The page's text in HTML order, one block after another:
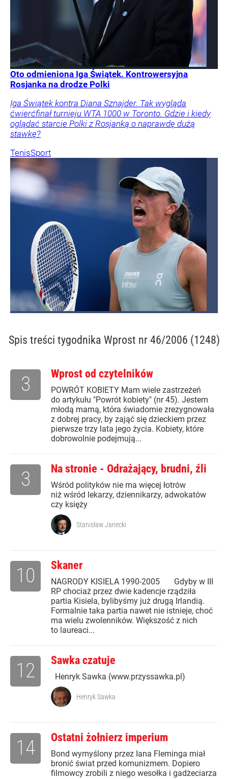
Oto odmieniona Iga Świątek. Kontrowersyjna
Rosjanka na drodze Polki
Iga Świątek kontra Diana Sznajder. Tak wygląda
ćwierćfinał turnieju WTA 1000 w Toronto. Gdzie i kiedy
oglądać starcie Polki z Rosjanką o naprawdę dużą
stawkę?
TenisSport
Spis treści tygodnika Wprost nr 46/2006 (1248)
Wprost od czytelników
POWRÓT KOBIETY Mam wiele zastrzeżeń
do artykułu "Powrót kobiety" (nr 45). Jestem
młodą mamą, która świadomie zrezygnowała
z dobrej pracy, by zająć się dzieckiem przez
pierwsze trzy lata jego życia. Kobiety, które
dobrowolnie podejmują...
3
Na stronie - Odrażający, brudni, źli
Wśród polityków nie ma więcej łotrów
niż wśród lekarzy, dziennikarzy, adwokatów
czy księży
3
Stanisław Janecki
Skaner
NAGRODY KISIELA 1990-2005 Gdyby w III
RP chociaż przez dwie kadencje rządziła
partia Kisiela, bylibyśmy już drugą Irlandią.
Formalnie taka partia nawet nie istnieje, choć
ma wielu zwolenników. Większość z nich
to laureaci...
10
Sawka czatuje
Henryk Sawka (www.przyssawka.pl)
12
Henryk Sawka
Ostatni żołnierz imperium
Bond wymyślony przez Iana Fleminga miał
bronić świat przed komunizmem. Dopiero
filmowcy zrobili z niego wesołka i gadżeciarza
14